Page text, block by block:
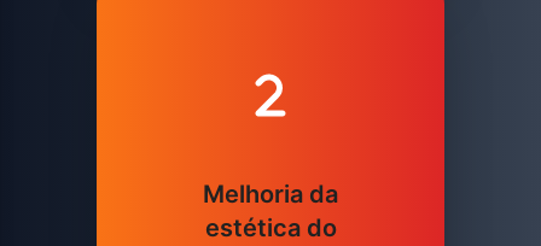
Melhoria da
estética do